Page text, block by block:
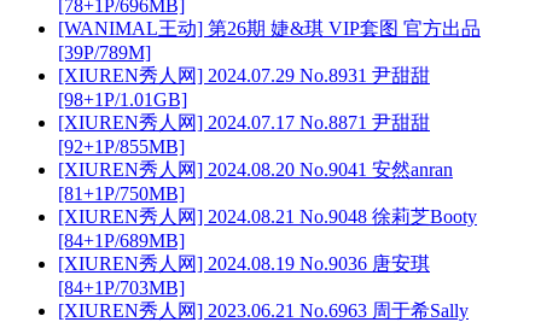
[78+1P/696MB]
[WANIMAL王动] 第26期 婕&琪 VIP套图 官方出品
[39P/789M]
[XIUREN秀人网] 2024.07.29 No.8931 尹甜甜
[98+1P/1.01GB]
[XIUREN秀人网] 2024.07.17 No.8871 尹甜甜
[92+1P/855MB]
[XIUREN秀人网] 2024.08.20 No.9041 安然anran
[81+1P/750MB]
[XIUREN秀人网] 2024.08.21 No.9048 徐莉芝Booty
[84+1P/689MB]
[XIUREN秀人网] 2024.08.19 No.9036 唐安琪
[84+1P/703MB]
[XIUREN秀人网] 2023.06.21 No.6963 周于希Sally